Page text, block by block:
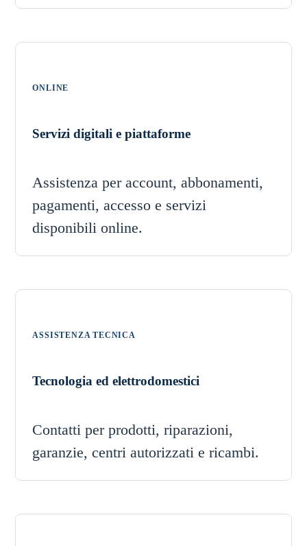
ONLINE
Servizi digitali e piattaforme
Assistenza per account, abbonamenti,
pagamenti, accesso e servizi
disponibili online.
ASSISTENZA TECNICA
Tecnologia ed elettrodomestici
Contatti per prodotti, riparazioni,
garanzie, centri autorizzati e ricambi.